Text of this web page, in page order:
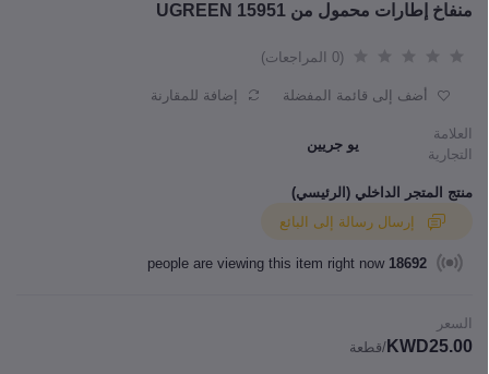
منفاخ إطارات محمول من UGREEN 15951
(0 المراجعات)
أضف إلى قائمة المفضلة إضافة للمقارنة
العلامة
التجارية
يو جريين
منتج المتجر الداخلي (الرئيسي)
18692
السعر
KWD25.00 /قطعة